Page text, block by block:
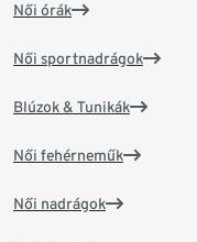
Női órák
Női sportnadrágok
Blúzok & Tunikák
Női fehérneműk
Női nadrágok